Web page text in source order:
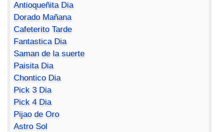
Antioqueñita Dia
Dorado Mañana
Cafeterito Tarde
Fantastica Dia
Saman de la suerte
Paisita Dia
Chontico Dia
Pick 3 Dia
Pick 4 Dia
Pijao de Oro
Astro Sol